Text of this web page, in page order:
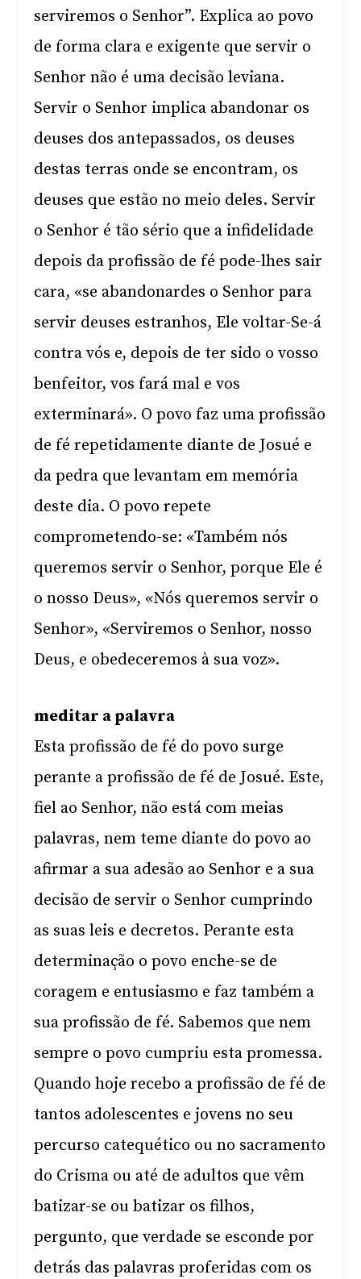
serviremos o Senhor”. Explica ao povo
de forma clara e exigente que servir o
Senhor não é uma decisão leviana.
Servir o Senhor implica abandonar os
deuses dos antepassados, os deuses
destas terras onde se encontram, os
deuses que estão no meio deles. Servir
o Senhor é tão sério que a infidelidade
depois da profissão de fé pode-lhes sair
cara, «se abandonardes o Senhor para
servir deuses estranhos, Ele voltar-Se-á
contra vós e, depois de ter sido o vosso
benfeitor, vos fará mal e vos
exterminará». O povo faz uma profissão
de fé repetidamente diante de Josué e
da pedra que levantam em memória
deste dia. O povo repete
comprometendo-se: «Também nós
queremos servir o Senhor, porque Ele é
o nosso Deus», «Nós queremos servir o
Senhor», «Serviremos o Senhor, nosso
Deus, e obedeceremos à sua voz».
meditar a palavra
Esta profissão de fé do povo surge
perante a profissão de fé de Josué. Este,
fiel ao Senhor, não está com meias
palavras, nem teme diante do povo ao
afirmar a sua adesão ao Senhor e a sua
decisão de servir o Senhor cumprindo
as suas leis e decretos. Perante esta
determinação o povo enche-se de
coragem e entusiasmo e faz também a
sua profissão de fé. Sabemos que nem
sempre o povo cumpriu esta promessa.
Quando hoje recebo a profissão de fé de
tantos adolescentes e jovens no seu
percurso catequético ou no sacramento
do Crisma ou até de adultos que vêm
batizar-se ou batizar os filhos,
pergunto, que verdade se esconde por
detrás das palavras proferidas com os